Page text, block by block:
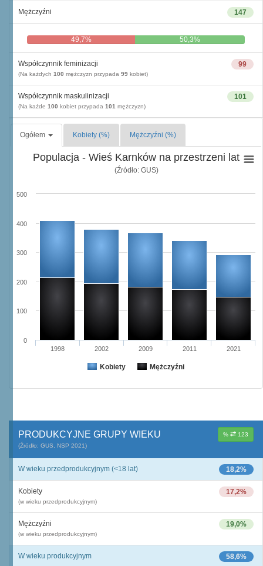
147
Mężczyźni
49,7% 50,3%
99
Współczynnik feminizacji
(Na każdych 100 mężczyzn przypada 99 kobiet)
101
Współczynnik maskulinizacji
(Na każde 100 kobiet przypada 101 mężczyzn)
Ogółem Kobiety (%) Mężczyźni (%)
Populacja - Wieś Karnków na przestrzeni lat
(Źródło: GUS)
Kobiety Mężczyźni
1998 2002 2009 2011 2021
0
100
200
300
400
500
% 123
PRODUKCYJNE GRUPY WIEKU
(Źródło: GUS, NSP 2021)
18,2%
W wieku przedprodukcyjnym (<18 lat)
17,2%
Kobiety
(w wieku przedprodukcyjnym)
19,0%
Mężczyźni
(w wieku przedprodukcyjnym)
58,6%
W wieku produkcyjnym